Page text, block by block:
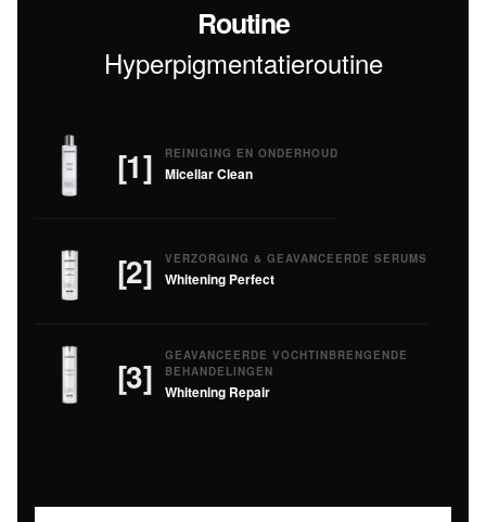
Routine
Hyperpigmentatieroutine
[1] REINIGING EN ONDERHOUD
Micellar Clean
[2] VERZORGING & GEAVANCEERDE SERUMS
Whitening Perfect
[3]
GEAVANCEERDE VOCHTINBRENGENDE
BEHANDELINGEN
Whitening Repair